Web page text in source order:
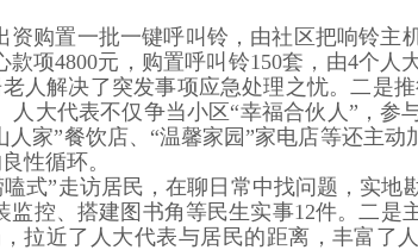
购置一批一键呼叫铃，由社区把响铃主
项4800元，购置呼叫铃150套，由4个人
人解决了突发事项应急处理之忧。二是
大代表不仅争当小区“幸福合伙人”，参
家”餐饮店、“温馨家园”家电店等还主动
性循环。
式”走访居民，在聊日常中找问题，实地
控、搭建图书角等民生实事12件。二是
拉近了人大代表与居民的距离，丰富了